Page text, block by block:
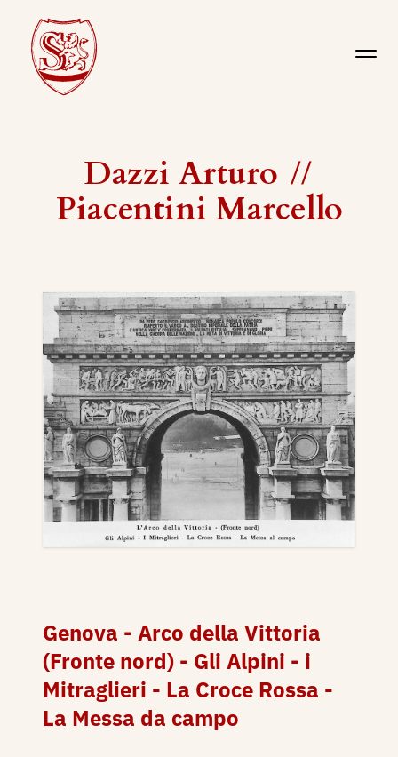
Dazzi Arturo //
Piacentini Marcello
Genova - Arco della Vittoria
(Fronte nord) - Gli Alpini - i
Mitraglieri - La Croce Rossa -
La Messa da campo